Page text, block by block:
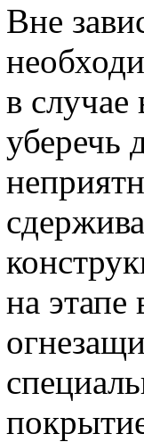
Вне
в
уберечь
на этапе